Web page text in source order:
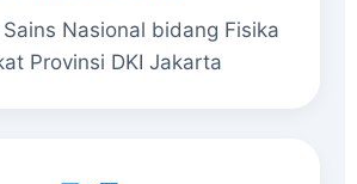
Nasional bidang Fisika
Provinsi DKI Jakarta